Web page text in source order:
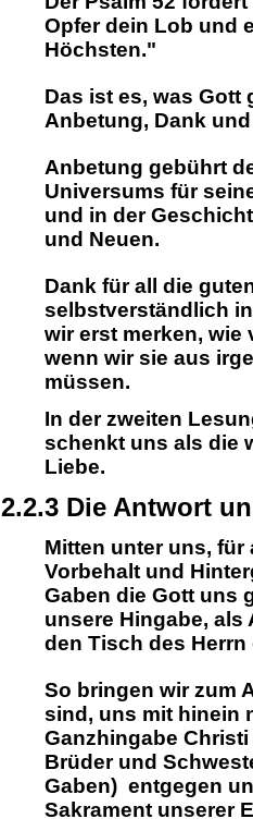
Opfer dein Lob und
Höchsten."
Das ist es, was Gott
Anbetung, Dank
Anbetung gebührt
Universums für
und in der
und Neuen.
Dank für all die
selbstverständlich
wir erst merken, wie
wenn wir sie aus
müssen.
In der zweiten
schenkt uns als die
Liebe.
2.2.3 Die Antwort
Mitten unter uns, für
Vorbehalt und
Gaben die Gott uns
unsere Hingabe, als
den Tisch des Herrn
So bringen wir zum
sind, uns mit hinein
Ganzhingabe
Brüder und
Gaben) entgegen
Sakrament unserer